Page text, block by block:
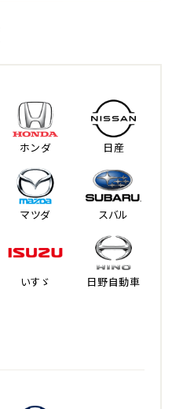
ホンダ 日産
マツダ スバル
いすゞ 日野自動車